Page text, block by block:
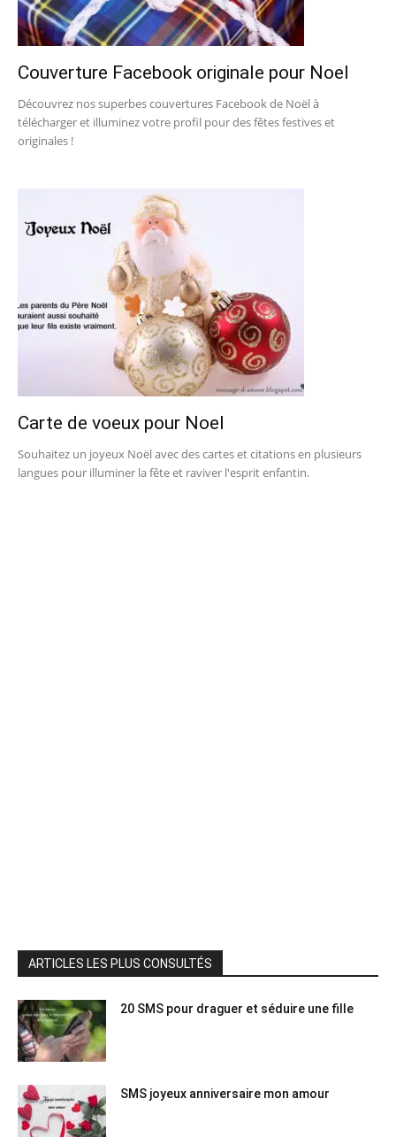
Couverture Facebook originale pour Noel
Découvrez nos superbes couvertures Facebook de Noël à
télécharger et illuminez votre profil pour des fêtes festives et
originales !
Carte de voeux pour Noel
Souhaitez un joyeux Noël avec des cartes et citations en plusieurs
langues pour illuminer la fête et raviver l'esprit enfantin.
ARTICLES LES PLUS CONSULTÉS
20 SMS pour draguer et séduire une fille
SMS joyeux anniversaire mon amour